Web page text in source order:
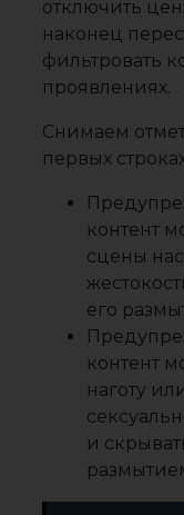
отключить
наконец
фильтровать
проявлениях.
Снимаем
первых
контент
сцены
его
контент
наготу
и